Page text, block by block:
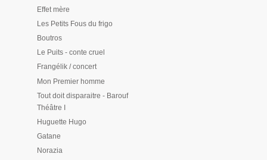
Effet mère
Les Petits Fous du frigo
Boutros
Le Puits - conte cruel
Frangélik / concert
Mon Premier homme
Tout doit disparaitre - Barouf
Théâtre I
Huguette Hugo
Gatane
Norazia